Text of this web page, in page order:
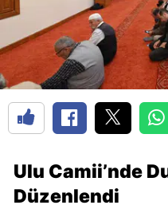
Ulu Camii’nde
Düzenlendi